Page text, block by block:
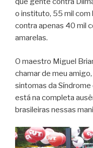
o instituto, 55 mil com
contra apenas 40 mil
amarelas.
O maestro Miguel
chamar de meu
sintomas da Síndrome
está na completa
brasileiras nessas